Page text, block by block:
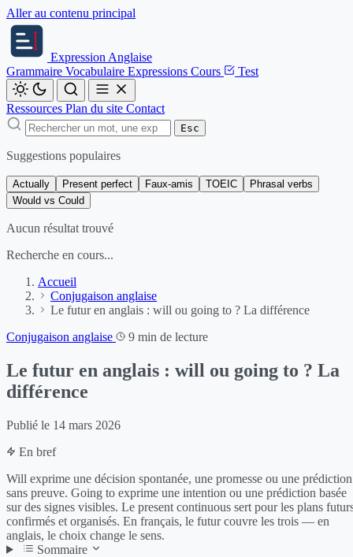
Aller au contenu principal
Expression Anglaise
Grammaire Vocabulaire Expressions Cours Test
Ressources Plan du site Contact
Esc
Suggestions populaires
Actually Present perfect Faux-amis TOEIC
Phrasal verbs
Would vs Could
Aucun résultat trouvé
Recherche en cours...
Accueil
Conjugaison anglaise
Le futur en anglais : will ou going to ? La différence
Conjugaison anglaise
9 min de lecture
Le futur en anglais : will ou going to ? La
différence
Publié le 14 mars 2026
En bref
Will exprime une décision spontanée, une promesse ou une prédiction
sans preuve. Going to exprime une intention ou une prédiction basée
sur des signes visibles. Le present continuous sert pour les plans
confirmés et organisés. En français, le futur couvre les trois — en
anglais, le choix change le sens.
Sommaire